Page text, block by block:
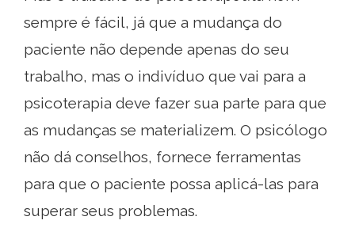
sempre é fácil, já que a mudança do
paciente não depende apenas do seu
trabalho, mas o indivíduo que vai para a
psicoterapia deve fazer sua parte para que
as mudanças se materializem. O psicólogo
não dá conselhos, fornece ferramentas
para que o paciente possa aplicá-las para
superar seus problemas.